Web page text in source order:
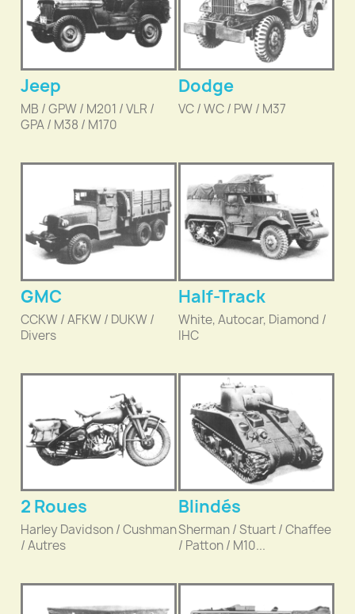
Jeep
MB / GPW / M201 / VLR /
GPA / M38 / M170
Dodge
VC / WC / PW / M37
GMC
CCKW / AFKW / DUKW /
Divers
Half-Track
White, Autocar, Diamond /
IHC
2 Roues
Harley Davidson / Cushman
/ Autres
Blindés
Sherman / Stuart / Chaffee
/ Patton / M10...